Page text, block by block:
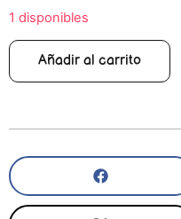
1 disponibles
Añadir al carrito